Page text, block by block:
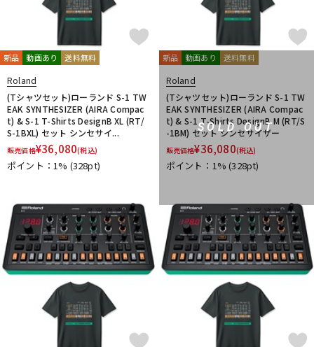
新品 動画あり 送料無料
Roland
(Tシャツセット)ローランド S-1 TW
EAK SYNTHESIZER (AIRA Compac
t) & S-1 T-Shirts DesignB XL (RT/
S-1BXL) セット シンセサイ...
販売価格¥36,080(税込)
ポイント：1% (328pt)
SOLD OUT
新品 動画あり 送料無料
Roland
(Tシャツセット)ローランド S-1 TW
EAK SYNTHESIZER (AIRA Compac
t) & S-1 T-Shirts DesignB M (RT/S
-1BM) セット シンセサイザー
販売価格¥36,080(税込)
ポイント：1%(328pt)